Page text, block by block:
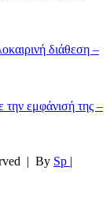
διάθεση –
εμφάνισή της –
| By Sp |